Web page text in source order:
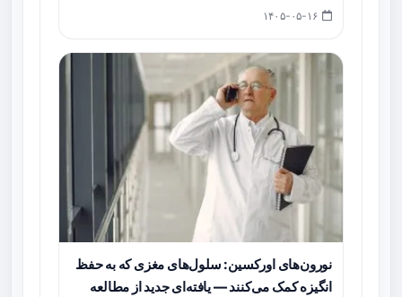
نورون‌های اورکسین: سلول‌های مغزی که به حفظ
انگیزه کمک می‌کنند — یافته‌ای جدید از مطالعه